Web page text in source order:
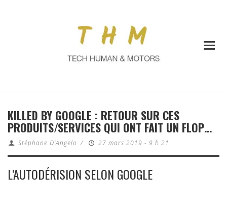
KILLED BY GOOGLE : RETOUR SUR CES
PRODUITS/SERVICES QUI ONT FAIT UN FLOP…
Stéphane D'Angelo / 27 mars 2019 - 9 h 21
L’AUTODÉRISION SELON GOOGLE